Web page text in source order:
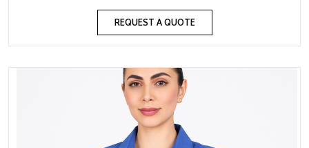
REQUEST A QUOTE